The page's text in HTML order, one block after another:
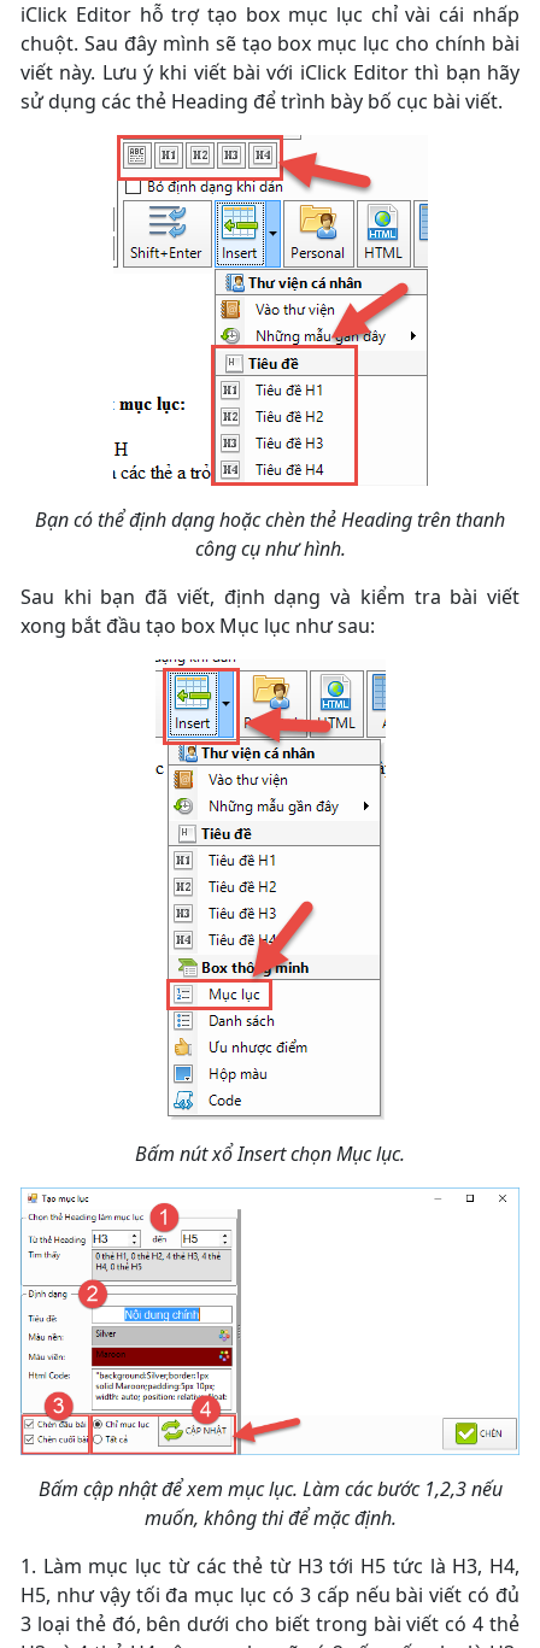
iClick Editor hỗ trợ tạo box mục lục chỉ vài cái nhấp
chuột. Sau đây mình sẽ tạo box mục lục cho chính bài
viết này. Lưu ý khi viết bài với iClick Editor thì bạn hãy
sử dụng các thẻ Heading để trình bày bố cục bài viết.
Bạn có thể định dạng hoặc chèn thẻ Heading trên thanh
công cụ như hình.
Sau khi bạn đã viết, định dạng và kiểm tra bài viết
xong bắt đầu tạo box Mục lục như sau:
Bấm nút xổ Insert chọn Mục lục.
Bấm cập nhật để xem mục lục. Làm các bước 1,2,3 nếu
muốn, không thi để mặc định.
1. Làm mục lục từ các thẻ từ H3 tới H5 tức là H3, H4,
H5, như vậy tối đa mục lục có 3 cấp nếu bài viết có đủ
3 loại thẻ đó, bên dưới cho biết trong bài viết có 4 thẻ